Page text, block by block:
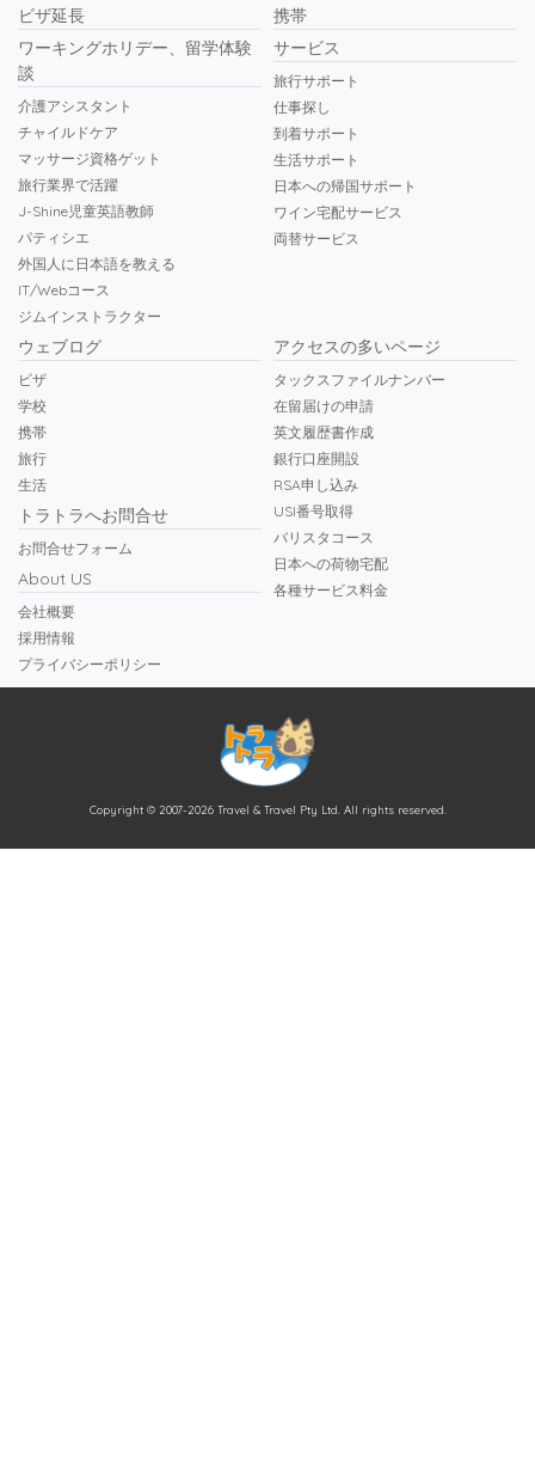
ビザ延長
ワーキングホリデー、留学体験
談
介護アシスタント
チャイルドケア
マッサージ資格ゲット
旅行業界で活躍
J-Shine児童英語教師
パティシエ
外国人に日本語を教える
IT/Webコース
ジムインストラクター
携帯
サービス
旅行サポート
仕事探し
到着サポート
生活サポート
日本への帰国サポート
ワイン宅配サービス
両替サービス
ウェブログ
ビザ
学校
携帯
旅行
生活
トラトラへお問合せ
お問合せフォーム
About US
会社概要
採用情報
プライバシーポリシー
アクセスの多いページ
タックスファイルナンバー
在留届けの申請
英文履歴書作成
銀行口座開設
RSA申し込み
USI番号取得
バリスタコース
日本への荷物宅配
各種サービス料金
Copyright © 2007-2026 Travel & Travel Pty Ltd. All rights reserved.